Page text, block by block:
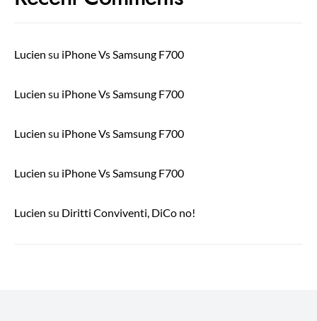
Lucien su iPhone Vs Samsung F700
Lucien su iPhone Vs Samsung F700
Lucien su iPhone Vs Samsung F700
Lucien su iPhone Vs Samsung F700
Lucien su Diritti Conviventi, DiCo no!